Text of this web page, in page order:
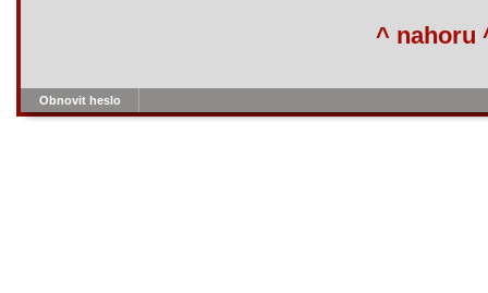
^ nahoru
Obnovit heslo